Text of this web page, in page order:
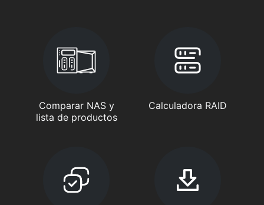
Comparar NAS y
lista de productos
Calculadora RAID